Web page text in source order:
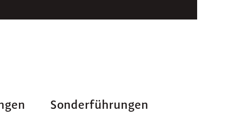
Sonderführungen